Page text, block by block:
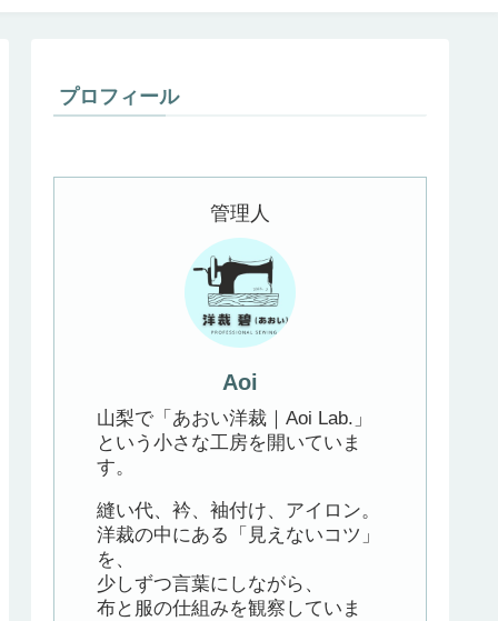
プロフィール
管理人
Aoi
山梨で「あおい洋裁｜Aoi Lab.」
という小さな工房を開いていま
す。
縫い代、衿、袖付け、アイロン。
洋裁の中にある「見えないコツ」
を、
少しずつ言葉にしながら、
布と服の仕組みを観察していま